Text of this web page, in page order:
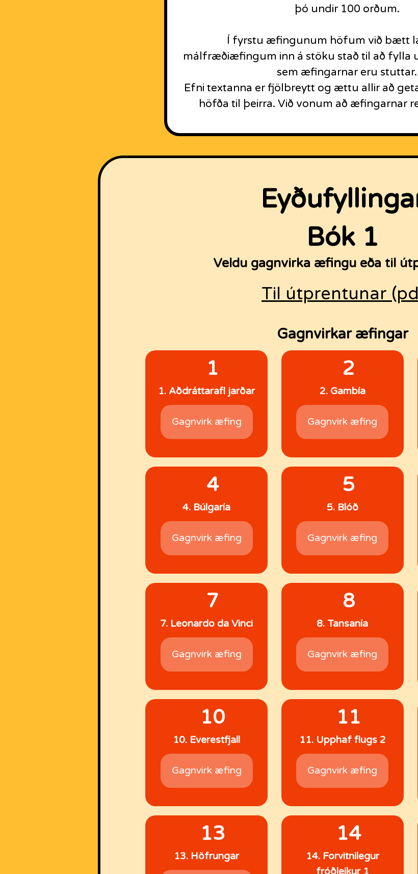
þó undir 100 orðum.
Í fyrstu æfingunum höfum við bætt
málfræðiæfingum inn á stöku stað til að fylla
sem æfingarnar eru stuttar.
Efni textanna er fjölbreytt og ættu allir að
höfða til þeirra. Við vonum að æfingarnar
Bók 1
Veldu gagnvirka æfingu eða til
Til útprentunar
Gagnvirkar æfingar
1
1. Aðdráttarafl jarðar
Gagnvirk æfing
2
2. Gambía
Gagnvirk æfing
4
4. Búlgaría
Gagnvirk æfing
5
5. Blóð
Gagnvirk æfing
7
7. Leonardo da Vinci
Gagnvirk æfing
8
8. Tansanía
Gagnvirk æfing
10
10. Everestfjall
Gagnvirk æfing
11
11. Upphaf flugs 2
Gagnvirk æfing
13
13. Höfrungar
14
14. Forvitnilegur
fróðleikur 1